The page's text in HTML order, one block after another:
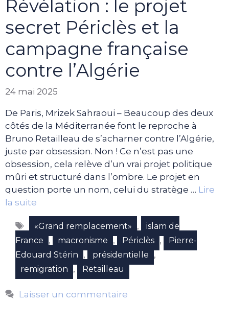
Révélation : le projet
secret Périclès et la
campagne française
contre l’Algérie
24 mai 2025
De Paris, Mrizek Sahraoui – Beaucoup des deux
côtés de la Méditerranée font le reproche à
Bruno Retailleau de s’acharner contre l’Algérie,
juste par obsession. Non ! Ce n’est pas une
obsession, cela relève d’un vrai projet politique
mûri et structuré dans l’ombre. Le projet en
question porte un nom, celui du stratège … Lire
la suite
Étiquettes
«Grand remplacement» ,
islam de
France
, macronisme , Périclès ,
Pierre-
Edouard Stérin
, présidentielle ,
remigration , Retailleau
Laisser un commentaire